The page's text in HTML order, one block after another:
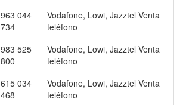
963 044
734
Vodafone, Lowi, Jazztel Venta
teléfono
983 525
800
Vodafone, Lowi, Jazztel Venta
teléfono
615 034
468
Vodafone, Lowi, Jazztel Venta
teléfono